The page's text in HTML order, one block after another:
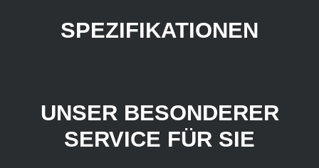
SPEZIFIKATIONEN
UNSER BESONDERER
SERVICE FÜR SIE